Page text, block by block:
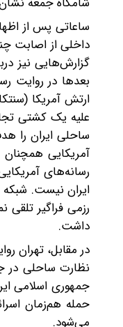
ساعاتی پس از
داخلی از اصابت
گزارش‌هایی نیز
بعدها در روایت
ارتش آمریکا
علیه یک کشتی
ساحلی ایران را
آمریکایی
رسانه‌های
ایران نیست. شبکه
رزمی فراگیر
داشت.
در مقابل، تهران
نظارت ساحلی در
جمهوری اسلامی
حمله هم‌زمان
می‌شود.